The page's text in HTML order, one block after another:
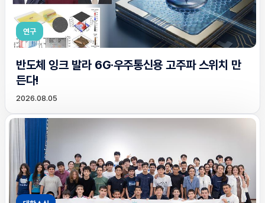
연구
반도체 잉크 발라 6G·우주통신용 고주파 스위치 만
든다!
2026.08.05